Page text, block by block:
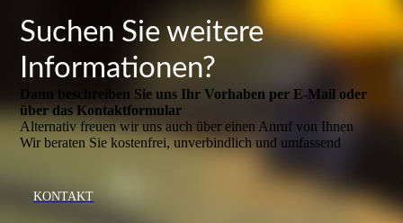
Suchen Sie weitere
Informationen?
Dann beschreiben Sie uns Ihr Vorhaben per E-Mail oder
über das Kontakt­formular
Alternativ freuen wir uns auch über einen Anruf von Ihnen
Wir beraten Sie kostenfrei, unverbindlich und umfassend
KONTAKT